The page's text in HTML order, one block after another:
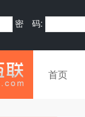
密 码:
首页